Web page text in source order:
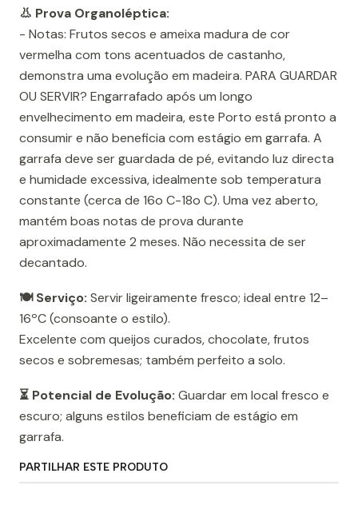
👃 Prova Organoléptica:
- Notas: Frutos secos e ameixa madura de cor
vermelha com tons acentuados de castanho,
demonstra uma evolução em madeira. PARA GUARDAR
OU SERVIR? Engarrafado após um longo
envelhecimento em madeira, este Porto está pronto a
consumir e não beneficia com estágio em garrafa. A
garrafa deve ser guardada de pé, evitando luz directa
e humidade excessiva, idealmente sob temperatura
constante (cerca de 16o C-18o C). Uma vez aberto,
mantém boas notas de prova durante
aproximadamente 2 meses. Não necessita de ser
decantado.
🍽️ Serviço: Servir ligeiramente fresco; ideal entre 12–
16ºC (consoante o estilo).
Excelente com queijos curados, chocolate, frutos
secos e sobremesas; também perfeito a solo.
⏳ Potencial de Evolução: Guardar em local fresco e
escuro; alguns estilos beneficiam de estágio em
garrafa.
PARTILHAR ESTE PRODUTO